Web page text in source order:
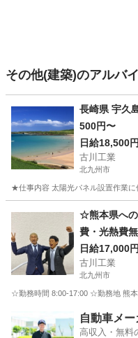
その他(建築)のアルバ
長崎県 宇久
500円〜
日給18,500円
古川工業
北九州市
★仕事内容 太陽光パネル設置作業
その他
☆熊本県への
費・光熱費無
日給17,000円
古川工業
北九州市
☆勤務時間 8:00-17:00 ☆勤務地 熊
その他
自動車メ
高収入・無料